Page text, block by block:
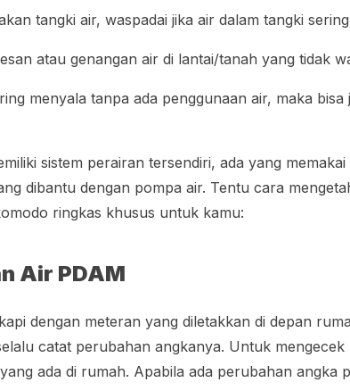
tangki air, waspadai jika air dalam tangki
atau genangan air di lantai/tanah yang tidak
menyala tanpa ada penggunaan air, maka
sistem perairan tersendiri, ada yang
dibantu dengan pompa air. Tentu cara
ringkas khusus untuk kamu:
Air PDAM
dengan meteran yang diletakkan di depan
catat perubahan angkanya. Untuk
ada di rumah. Apabila ada perubahan angka